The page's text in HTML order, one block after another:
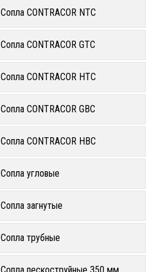
Сопла CONTRACOR NTC
Сопла CONTRACOR GTC
Сопла CONTRACOR HTC
Сопла CONTRACOR GBC
Сопла CONTRACOR HBC
Сопла угловые
Сопла загнутые
Сопла трубные